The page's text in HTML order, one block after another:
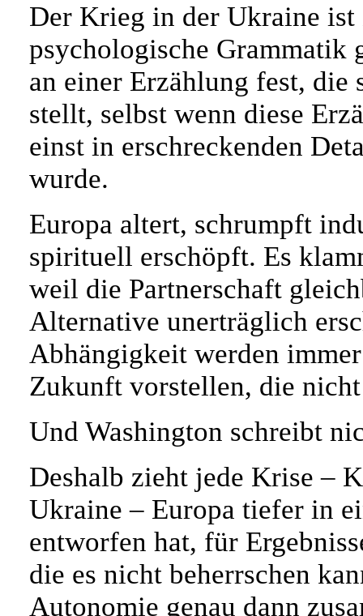
Der Krieg in der Ukraine ist
psychologische Grammatik
an einer Erzählung fest, die
stellt, selbst wenn diese
einst in erschreckenden
wurde.
Europa altert, schrumpft
spirituell erschöpft. Es
weil die Partnerschaft
Alternative unerträglich
Abhängigkeit werden
Zukunft vorstellen, die
Und Washington schreibt
Deshalb zieht jede Krise –
Ukraine – Europa tiefer in
entworfen hat, für
die es nicht beherrschen
Autonomie genau dann